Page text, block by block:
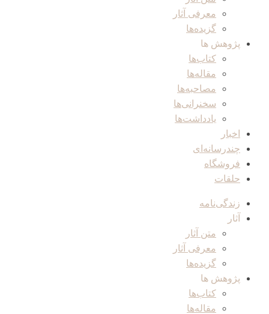
معرفی آثار
گزیده‌ها
پژوهش ها
کتاب‌ها
مقاله‌ها
مصاحبه‌ها
سخنرانی‌ها
یادداشت‌ها
اخبار
چندرسانه‌ای
فروشگاه
حلقات
زندگی‌نامه
آثار
متن آثار
معرفی آثار
گزیده‌ها
پژوهش ها
کتاب‌ها
مقاله‌ها